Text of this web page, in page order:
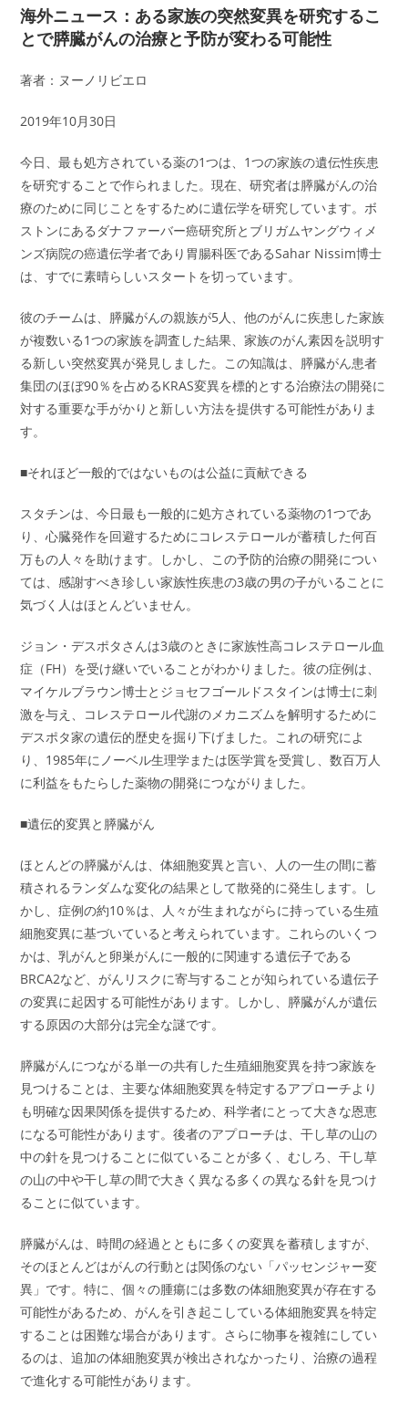
海外ニュース：ある家族の突然変異を研究するこ
とで膵臓がんの治療と予防が変わる可能性
著者：ヌーノリビエロ
2019年10月30日
今日、最も処方されている薬の1つは、1つの家族の遺伝性疾患
を研究することで作られました。現在、研究者は膵臓がんの治
療のために同じことをするために遺伝学を研究しています。ボ
ストンにあるダナファーバー癌研究所とブリガムヤングウィメ
ンズ病院の癌遺伝学者であり胃腸科医であるSahar Nissim博士
は、すでに素晴らしいスタートを切っています。
彼のチームは、膵臓がんの親族が5人、他のがんに疾患した家族
が複数いる1つの家族を調査した結果、家族のがん素因を説明す
る新しい突然変異が発見しました。この知識は、膵臓がん患者
集団のほぼ90％を占めるKRAS変異を標的とする治療法の開発に
対する重要な手がかりと新しい方法を提供する可能性がありま
す。
■それほど一般的ではないものは公益に貢献できる
スタチンは、今日最も一般的に処方されている薬物の1つであ
り、心臓発作を回避するためにコレステロールが蓄積した何百
万もの人々を助けます。しかし、この予防的治療の開発につい
ては、感謝すべき珍しい家族性疾患の3歳の男の子がいることに
気づく人はほとんどいません。
ジョン・デスポタさんは3歳のときに家族性高コレステロール血
症（FH）を受け継いでいることがわかりました。彼の症例は、
マイケルブラウン博士とジョセフゴールドスタインは博士に刺
激を与え、コレステロール代謝のメカニズムを解明するために
デスポタ家の遺伝的歴史を掘り下げました。これの研究によ
り、1985年にノーベル生理学または医学賞を受賞し、数百万人
に利益をもたらした薬物の開発につながりました。
■遺伝的変異と膵臓がん
ほとんどの膵臓がんは、体細胞変異と言い、人の一生の間に蓄
積されるランダムな変化の結果として散発的に発生します。し
かし、症例の約10％は、人々が生まれながらに持っている生殖
細胞変異に基づいていると考えられています。これらのいくつ
かは、乳がんと卵巣がんに一般的に関連する遺伝子である
BRCA2など、がんリスクに寄与することが知られている遺伝子
の変異に起因する可能性があります。しかし、膵臓がんが遺伝
する原因の大部分は完全な謎です。
膵臓がんにつながる単一の共有した生殖細胞変異を持つ家族を
見つけることは、主要な体細胞変異を特定するアプローチより
も明確な因果関係を提供するため、科学者にとって大きな恩恵
になる可能性があります。後者のアプローチは、干し草の山の
中の針を見つけることに似ていることが多く、むしろ、干し草
の山の中や干し草の間で大きく異なる多くの異なる針を見つけ
ることに似ています。
膵臓がんは、時間の経過とともに多くの変異を蓄積しますが、
そのほとんどはがんの行動とは関係のない「パッセンジャー変
異」です。特に、個々の腫瘍には多数の体細胞変異が存在する
可能性があるため、がんを引き起こしている体細胞変異を特定
することは困難な場合があります。さらに物事を複雑にしてい
るのは、追加の体細胞変異が検出されなかったり、治療の過程
で進化する可能性があります。